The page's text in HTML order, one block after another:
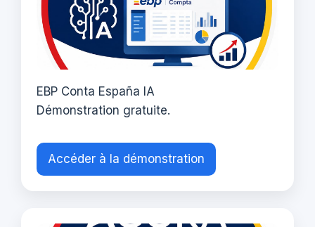
EBP Conta España IA
Démonstration gratuite.
Accéder à la démonstration